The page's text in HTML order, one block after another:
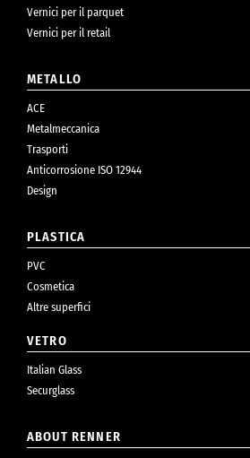
Vernici per il parquet
Vernici per il retail
METALLO
ACE
Metalmeccanica
Trasporti
Anticorrosione ISO 12944
Design
PLASTICA
PVC
Cosmetica
Altre superfici
VETRO
Italian Glass
Securglass
ABOUT RENNER